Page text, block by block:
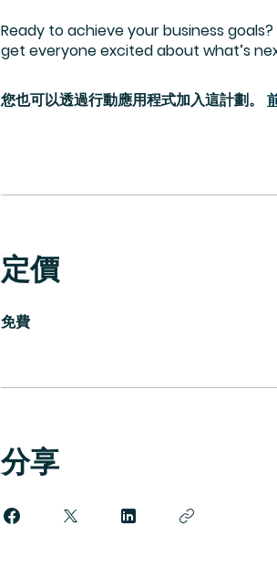
Ready to achieve your business
您也可以透過行動應用程式加入這計劃。
定價
免費
分享